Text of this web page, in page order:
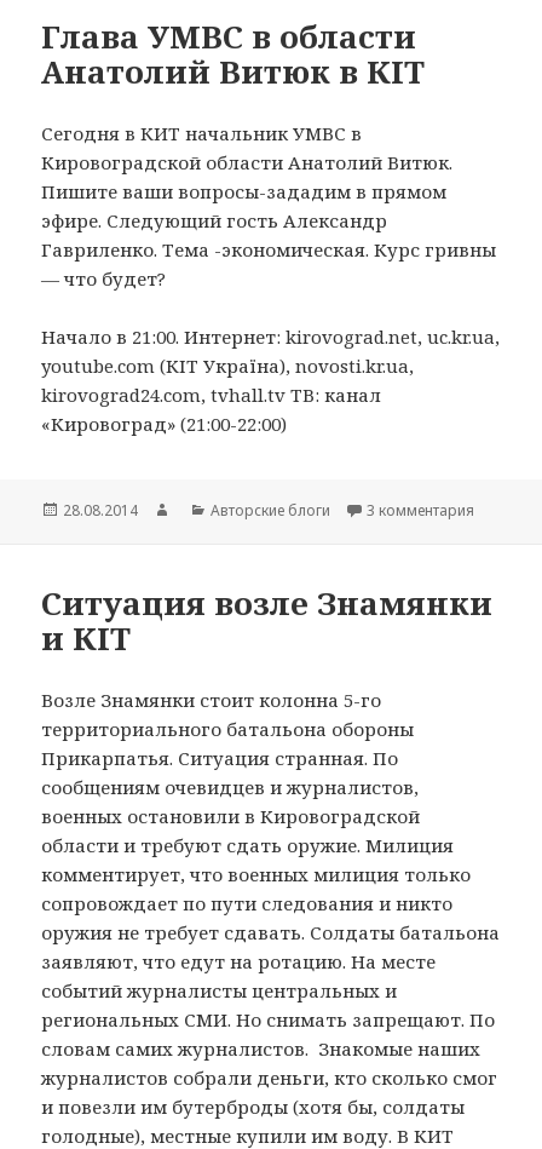
Глава УМВС в области
Анатолий Витюк в КІТ
Сегодня в КИТ начальник УМВС в
Кировоградской области Анатолий Витюк.
Пишите ваши вопросы-зададим в прямом
эфире. Следующий гость Александр
Гавриленко. Тема -экономическая. Курс гривны
— что будет?
Начало в 21:00. Интернет: kirovograd.net, uc.kr.ua,
youtube.com (КІТ Україна), novosti.kr.ua,
kirovograd24.com, tvhall.tv ТВ: канал
«Кировоград» (21:00-22:00)
Опубликовано
28.08.2014 АвторРубрики
Авторские блоги 3 комментария
Ситуация возле Знамянки
и КІТ
Возле Знамянки стоит колонна 5-го
территориального батальона обороны
Прикарпатья. Ситуация странная. По
сообщениям очевидцев и журналистов,
военных остановили в Кировоградской
области и требуют сдать оружие. Милиция
комментирует, что военных милиция только
сопровождает по пути следования и никто
оружия не требует сдавать. Солдаты батальона
заявляют, что едут на ротацию. На месте
событий журналисты центральных и
региональных СМИ. Но снимать запрещают. По
словам самих журналистов. Знакомые наших
журналистов собрали деньги, кто сколько смог
и повезли им бутерброды (хотя бы, солдаты
голодные), местные купили им воду. В КИТ